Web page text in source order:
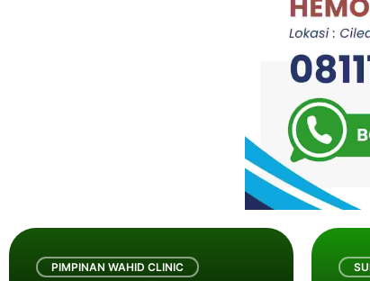
PIMPINAN WAHID CLINIC